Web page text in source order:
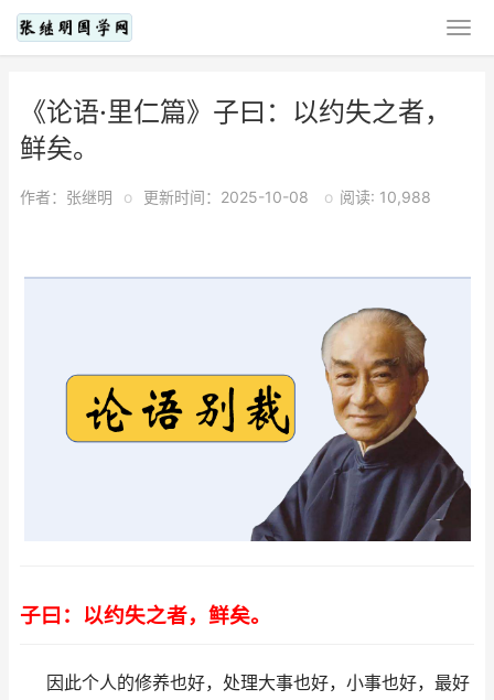
《论语·里仁篇》子曰：以约失之者，
鲜矣。
作者：张继明 o 更新时间：2025-10-08 o 阅读: 10,988
子曰：以约失之者，鲜矣。
因此个人的修养也好，处理大事也好，小事也好，最好